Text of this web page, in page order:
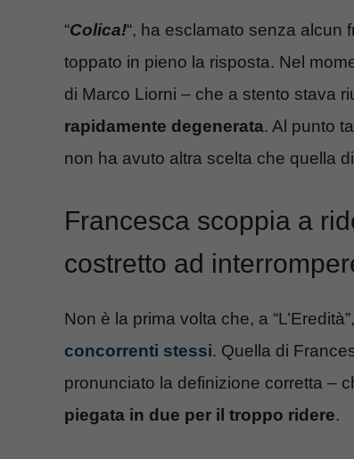
“Colica!“, ha esclamato senza alcun
toppato in pieno la risposta. Nel
di Marco Liorni – che a stento stava
rapidamente degenerata. Al punto
non ha avuto altra scelta che quella
Francesca scoppia a
costretto ad
Non è la prima volta che, a
concorrenti stessi. Quella di
pronunciato la definizione corretta –
piegata in due per il troppo ridere.